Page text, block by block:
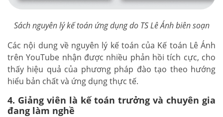
Sách nguyên lý kế toán ứng dụng do TS Lê Ánh biên soạn
Các nội dung về nguyên lý kế toán của Kế toán Lê Ánh
trên YouTube nhận được nhiều phản hồi tích cực, cho
thấy hiệu quả của phương pháp đào tạo theo hướng
hiểu bản chất và ứng dụng thực tế.
4. Giảng viên là kế toán trưởng và chuyên gia
đang làm nghề